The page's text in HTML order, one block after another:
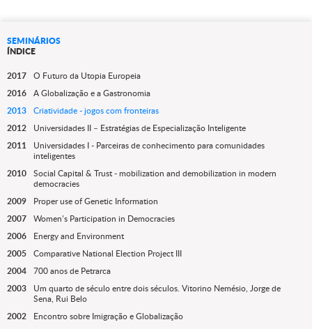
SEMINÁRIOS
ÍNDICE
2017 O Futuro da Utopia Europeia
2016 A Globalização e a Gastronomia
2013 Criatividade - jogos com fronteiras
2012
Universidades II – Estratégias de Especialização Inteligente
2011
Universidades I - Parceiras de conhecimento para comunidades
inteligentes
2010 Social Capital & Trust - mobilization and demobilization in modern
democracies
2009
Proper use of Genetic Information
2007 Women’s Participation in Democracies
2006
Energy and Environment
2005 Comparative National Election Project III
2004 700 anos de Petrarca
2003
Um quarto de século entre dois séculos. Vitorino Nemésio, Jorge de
Sena, Rui Belo
2002
Encontro sobre Imigração e Globalização